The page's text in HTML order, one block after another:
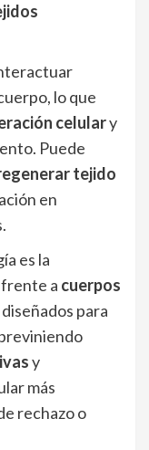
lo que
celulary
Puede
tejido
en
es la
a cuerpos
para
y
más
rechazo o